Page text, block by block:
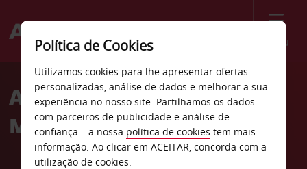
Menu
Welcome
AvisAluguer de carros Helio
Meridien no Cairo
Política de Cookies
Utilizamos cookies para lhe apresentar ofertas
personalizadas, análise de dados e melhorar a sua
experiência no nosso site. Partilhamos os dados
com parceiros de publicidade e análise de
confiança – a nossa política de cookies tem mais
informação. Ao clicar em ACEITAR, concorda com a
utilização de cookies.